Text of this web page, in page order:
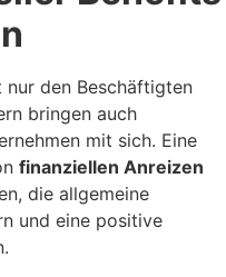
nur den Beschäftigten
bringen auch
mit sich. Eine
finanziellen Anreizen
die allgemeine
und eine positive